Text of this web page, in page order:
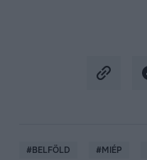
#BELFÖLD #MIÉP